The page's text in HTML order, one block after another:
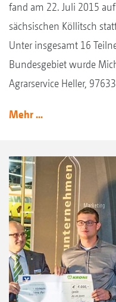
fand am 22. Juli 2015
sächsischen Köllitsch
Unter insgesamt 16
Bundesgebiet wurde
Agrarservice Heller,
Mehr ...